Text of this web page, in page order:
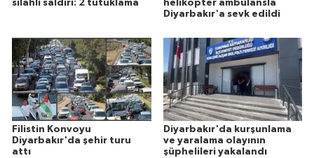
silahlı saldırı: 2 tutuklama
helikopter ambulansla
Diyarbakır'a sevk edildi
Filistin Konvoyu
Diyarbakır'da şehir turu
attı
Diyarbakır'da kurşunlama
ve yaralama olayının
şüphelileri yakalandı